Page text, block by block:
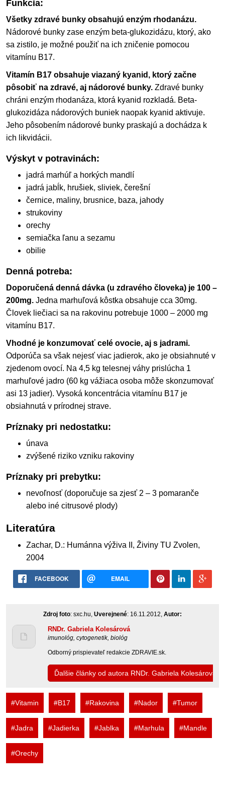
Funkcia:
Všetky zdravé bunky obsahujú enzým rhodanázu.
Nádorové bunky zase enzým beta-glukozidázu, ktorý, ako
sa zistilo, je možné použiť na ich zničenie pomocou
vitamínu B17.
Vitamín B17 obsahuje viazaný kyanid, ktorý začne
pôsobiť na zdravé, aj nádorové bunky. Zdravé bunky
chráni enzým rhodanáza, ktorá kyanid rozkladá. Beta-
glukozidáza nádorových buniek naopak kyanid aktivuje.
Jeho pôsobením nádorové bunky praskajú a dochádza k
ich likvidácii.
Výskyt v potravinách:
jadrá marhúľ a horkých mandlí
jadrá jabĺk, hrušiek, sliviek, čerešní
černice, maliny, brusnice, baza, jahody
strukoviny
orechy
semiačka ľanu a sezamu
obilie
Denná potreba:
Doporučená denná dávka (u zdravého človeka) je 100 –
200mg. Jedna marhuľová kôstka obsahuje cca 30mg.
Človek liečiaci sa na rakovinu potrebuje 1000 – 2000 mg
vitamínu B17.
Vhodné je konzumovať celé ovocie, aj s jadrami.
Odporúča sa však nejesť viac jadierok, ako je obsiahnuté v
zjedenom ovocí. Na 4,5 kg telesnej váhy prislúcha 1
marhuľové jadro (60 kg vážiaca osoba môže skonzumovať
asi 13 jadier). Vysoká koncentrácia vitamínu B17 je
obsiahnutá v prírodnej strave.
Príznaky pri nedostatku:
únava
zvýšené riziko vzniku rakoviny
Príznaky pri prebytku:
nevoľnosť (doporučuje sa zjesť 2 – 3 pomaranče
alebo iné citrusové plody)
Literatúra
Zachar, D.: Humánna výživa II, Živiny TU Zvolen,
2004
FACEBOOK EMAIL
Zdroj foto: sxc.hu, Uverejnené: 16.11.2012, Autor:
RNDr. Gabriela Kolesárová
imunológ, cytogenetik, biológ
Odborný prispievateľ redakcie ZDRAVIE.sk.
Ďalšie články od autora RNDr. Gabriela Kolesárová
#Vitamin #B17 #Rakovina #Nador #Tumor
#Jadra #Jadierka #Jablka #Marhula #Mandle
#Orechy